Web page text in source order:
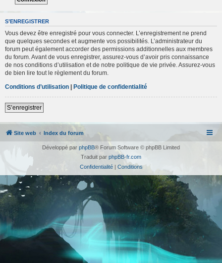
S’ENREGISTRER
Vous devez être enregistré pour vous connecter. L’enregistrement ne prend
que quelques secondes et augmente vos possibilités. L’administrateur du
forum peut également accorder des permissions additionnelles aux membres
du forum. Avant de vous enregistrer, assurez-vous d’avoir pris connaissance
de nos conditions d’utilisation et de notre politique de vie privée. Assurez-vous
de bien lire tout le règlement du forum.
Conditions d’utilisation | Politique de confidentialité
S’enregistrer
Site web Index du forum
Développé par phpBB® Forum Software © phpBB Limited
Traduit par phpBB-fr.com
Confidentialité| Conditions